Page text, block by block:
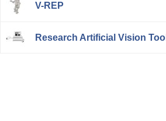
V-REP
Research Artificial Vision Tool